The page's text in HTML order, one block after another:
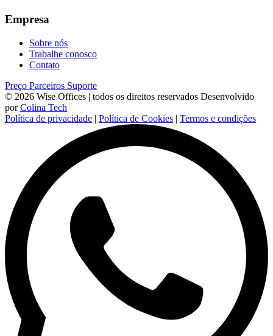
Empresa
Sobre nós
Trabalhe conosco
Contato
Preço Parceiros Suporte
© 2026 Wise Offices | todos os direitos reservados Desenvolvido
porColina Tech
Política de privacidade | Política de Cookies | Termos e condições